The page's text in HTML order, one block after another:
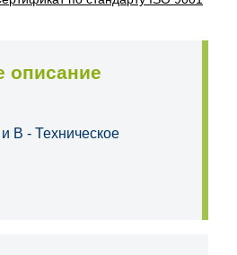
описание
B - Техническое